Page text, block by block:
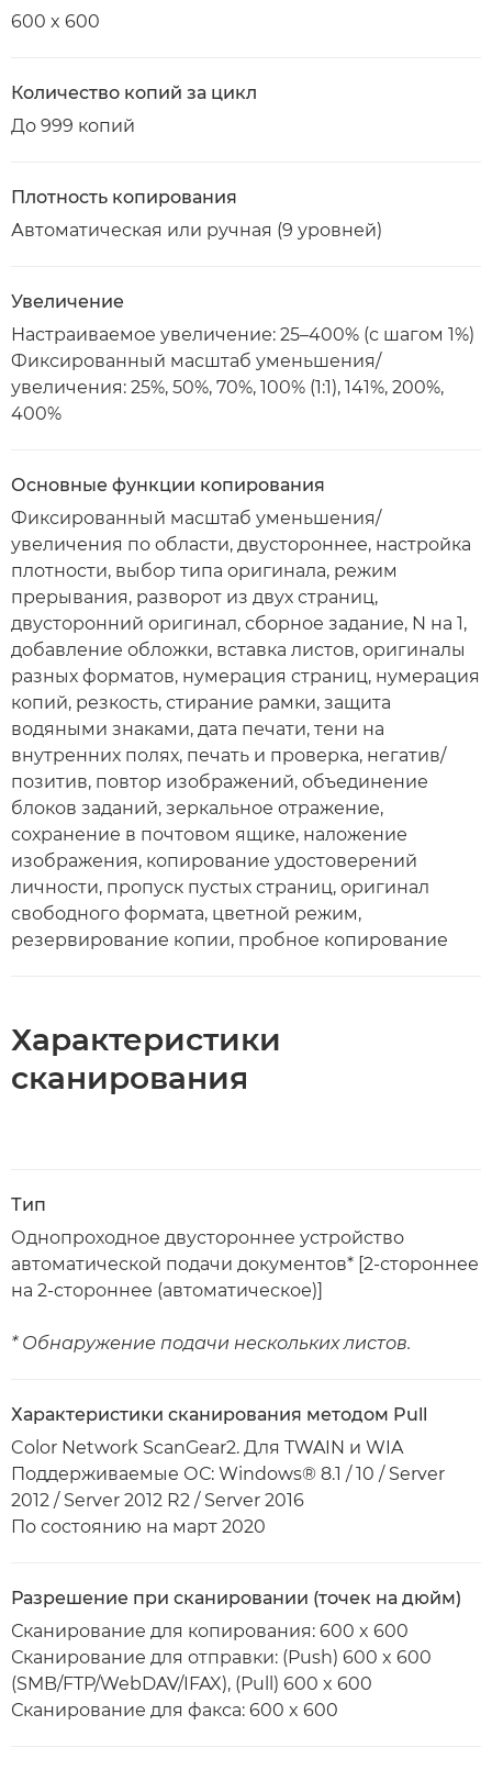
600 x 600
Количество копий за цикл
До 999 копий
Плотность копирования
Автоматическая или ручная (9 уровней)
Увеличение
Настраиваемое увеличение: 25–400% (с шагом 1%)
Фиксированный масштаб уменьшения/
увеличения: 25%, 50%, 70%, 100% (1:1), 141%, 200%,
400%
Основные функции копирования
Фиксированный масштаб уменьшения/
увеличения по области, двустороннее, настройка
плотности, выбор типа оригинала, режим
прерывания, разворот из двух страниц,
двусторонний оригинал, сборное задание, N на 1,
добавление обложки, вставка листов, оригиналы
разных форматов, нумерация страниц, нумерация
копий, резкость, стирание рамки, защита
водяными знаками, дата печати, тени на
внутренних полях, печать и проверка, негатив/
позитив, повтор изображений, объединение
блоков заданий, зеркальное отражение,
сохранение в почтовом ящике, наложение
изображения, копирование удостоверений
личности, пропуск пустых страниц, оригинал
свободного формата, цветной режим,
резервирование копии, пробное копирование
Характеристики
сканирования
Тип
Однопроходное двустороннее устройство
автоматической подачи документов* [2-стороннее
на 2-стороннее (автоматическое)]
* Обнаружение подачи нескольких листов.
Характеристики сканирования методом Pull
Color Network ScanGear2. Для TWAIN и WIA
Поддерживаемые ОС: Windows® 8.1 / 10 / Server
2012 / Server 2012 R2 / Server 2016
По состоянию на март 2020
Разрешение при сканировании (точек на дюйм)
Сканирование для копирования: 600 x 600
Сканирование для отправки: (Push) 600 x 600
(SMB/FTP/WebDAV/IFAX), (Pull) 600 x 600
Сканирование для факса: 600 x 600